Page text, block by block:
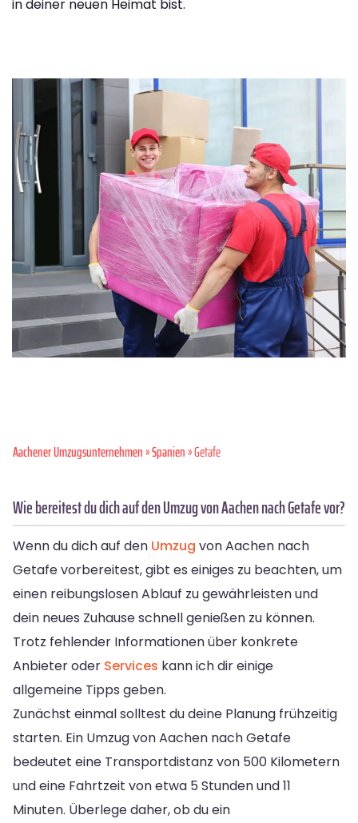
in deiner neuen Heimat bist.
Aachener Umzugsunternehmen»Spanien» Getafe
Wie bereitest du dich auf den Umzug von Aachen nach Getafe vor?
Wenn du dich auf den Umzug von Aachen nach
Getafe vorbereitest, gibt es einiges zu beachten, um
einen reibungslosen Ablauf zu gewährleisten und
dein neues Zuhause schnell genießen zu können.
Trotz fehlender Informationen über konkrete
Anbieter oder Services kann ich dir einige
allgemeine Tipps geben.
Zunächst einmal solltest du deine Planung frühzeitig
starten. Ein Umzug von Aachen nach Getafe
bedeutet eine Transportdistanz von 500 Kilometern
und eine Fahrtzeit von etwa 5 Stunden und 11
Minuten. Überlege daher, ob du ein